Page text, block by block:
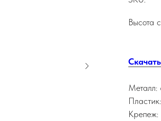
Высота
Металл: